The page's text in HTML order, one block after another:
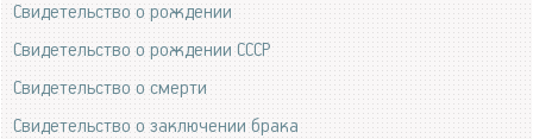
Свидетельство о рождении
Свидетельство о рождении СССР
Свидетельство о смерти
Свидетельство о заключении брака